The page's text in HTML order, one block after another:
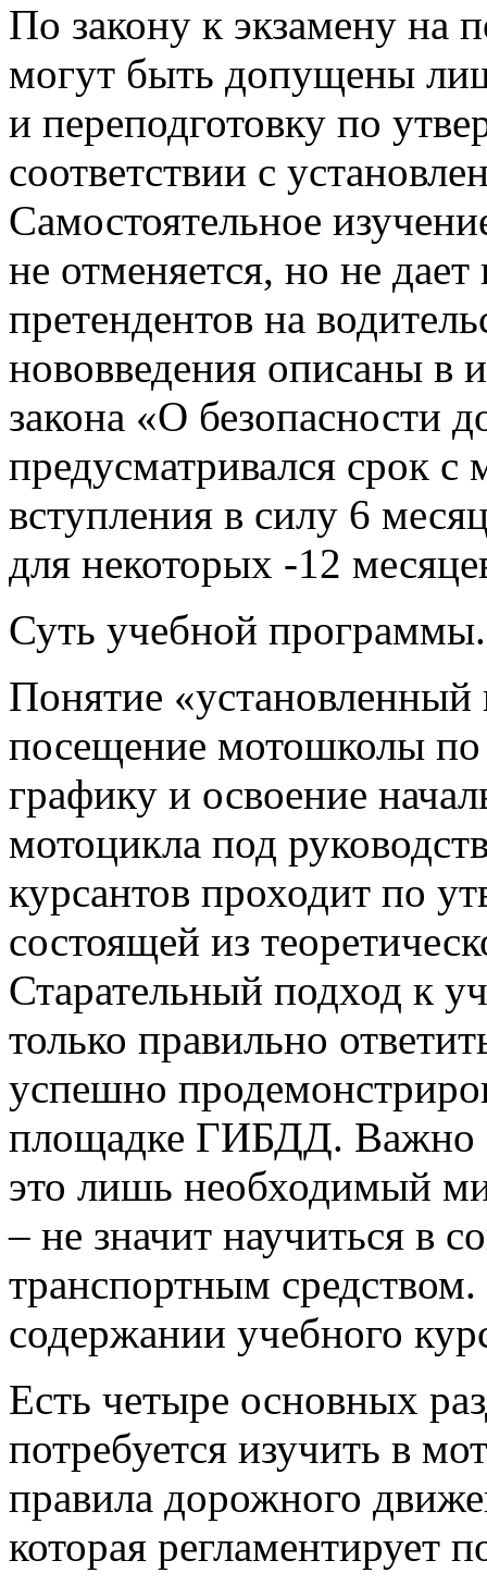
По закону к экзамену на
могут быть допущены
и переподготовку по
соответствии с
Самостоятельное
не отменяется, но не
претендентов на
нововведения описаны в
закона «О безопасности
предусматривался срок
вступления в силу 6
для некоторых -12
Суть учебной программы.
Понятие «установленный
посещение мотошколы
графику и освоение
мотоцикла под
курсантов проходит по
состоящей из
Старательный подход к
только правильно
успешно
площадке ГИБДД. Важно
это лишь необходимый
– не значит научиться в
транспортным
содержании учебного
Есть четыре основных
потребуется изучить в
правила дорожного
которая регламентирует